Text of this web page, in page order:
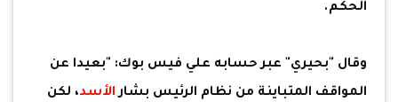
الحكم.
وقال "بحيري" عبر حسابه علي فيس بوك: "بعيدا عن
المواقف المتباينة من نظام الرئيس بشارالأسد، لكن